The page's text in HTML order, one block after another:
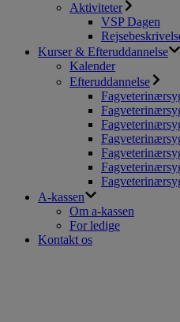
Aktiviteter
VSP Dagen
Kurser & Efteruddannelse
Kalender
Efteruddannelse
A-kassen
Om a-kassen
For ledige
Kontakt os